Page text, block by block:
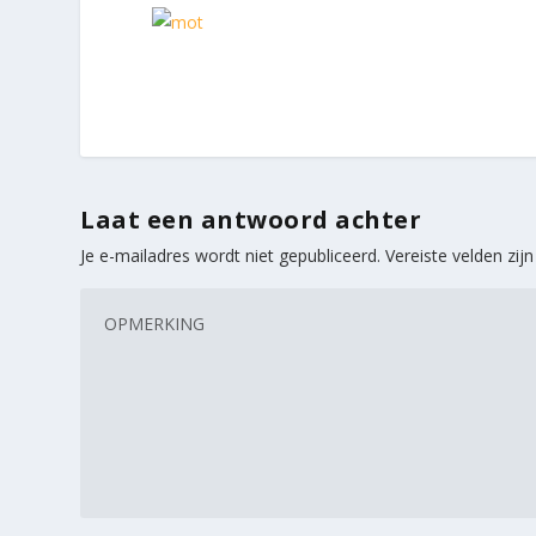
Laat een antwoord achter
Je e-mailadres wordt niet gepubliceerd. Vereiste velden